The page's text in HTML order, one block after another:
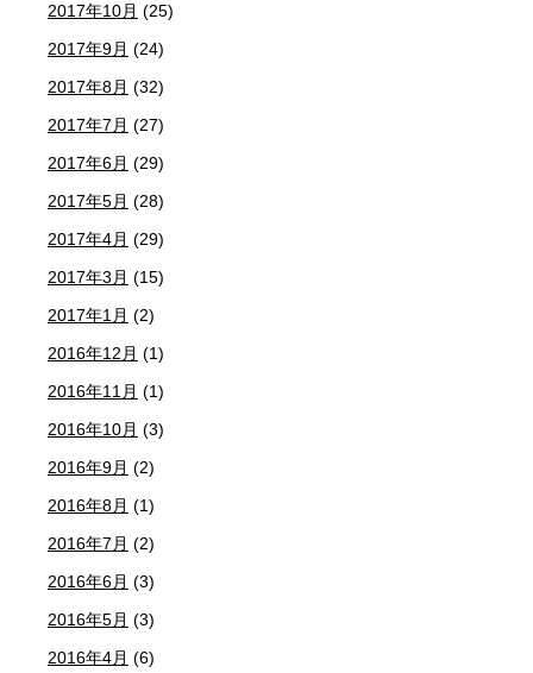
2017年10月 (25)
2017年9月 (24)
2017年8月 (32)
2017年7月 (27)
2017年6月 (29)
2017年5月 (28)
2017年4月 (29)
2017年3月 (15)
2017年1月 (2)
2016年12月 (1)
2016年11月 (1)
2016年10月 (3)
2016年9月 (2)
2016年8月 (1)
2016年7月 (2)
2016年6月 (3)
2016年5月 (3)
2016年4月 (6)